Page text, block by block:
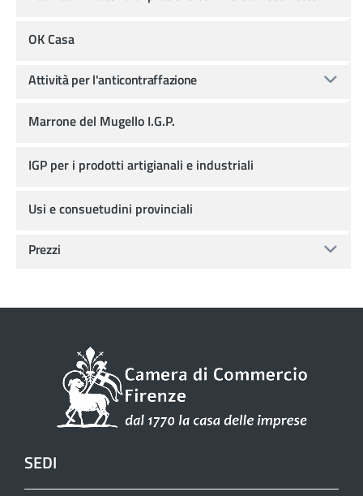
OK Casa
Attività per l'anticontraffazione
Marrone del Mugello I.G.P.
IGP per i prodotti artigianali e industriali
Usi e consuetudini provinciali
Prezzi
SEDI